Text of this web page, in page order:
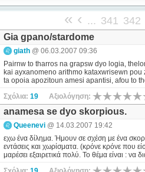
« ‹ ... 341 342
Gia gpano/stardome
giath @ 06.03.2007 09:36
Pairnw to tharros na grapsw dyo logia,
kai ayxanomeno arithmo kataxwrisewn
ta opoia apozitoun amesi apantisi, afou to
Σχόλια: 19 Αξιολόγηση:
anamesa se dyo skorpious.
Queenevi @ 14.03.2007 19:42
εχω ένα δίλημα. Ήμουν σε σχέση με ένα
εντάσεις και χωρίσματα. (κρόνε κρόνε που
μαρέσει εξαιρετικά πολύ. Το θέμα είναι :